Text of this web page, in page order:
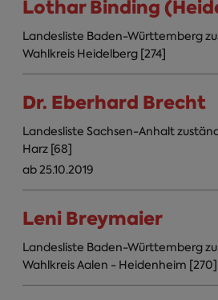
Lothar Binding
Landesliste Baden-Württemberg
Wahlkreis Heidelberg [274]
Dr. Eberhard Brecht
Landesliste Sachsen-Anhalt
Harz [68]
ab 25.10.2019
Leni Breymaier
Landesliste Baden-Württemberg
Wahlkreis Aalen - Heidenheim [270]